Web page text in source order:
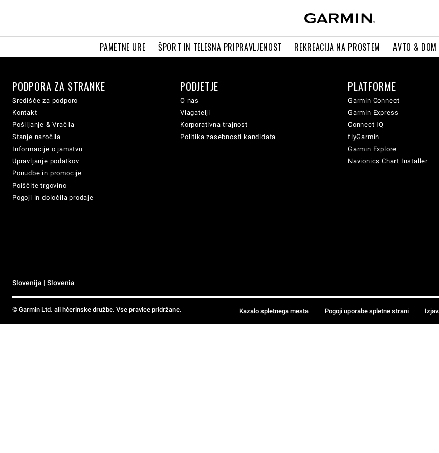
PAMETNE URE ŠPORT IN TELESNA PRIPRAVLJENOST REKREACIJA NA PROSTEM AVTO & DOM
PODPORA ZA STRANKE
Središče za podporo
Kontakt
Pošiljanje & Vračila
Stanje naročila
Informacije o jamstvu
Upravljanje podatkov
Ponudbe in promocije
Poiščite trgovino
Pogoji in določila prodaje
PODJETJE
O nas
Vlagatelji
Korporativna trajnost
Politika zasebnosti kandidata
PLATFORME
Garmin Connect
Garmin Express
Connect IQ
flyGarmin
Garmin Explore
Navionics Chart Installer
Slovenija | Slovenia
© Garmin Ltd. ali hčerinske družbe. Vse pravice pridržane. Kazalo spletnega mesta Pogoji uporabe spletne strani